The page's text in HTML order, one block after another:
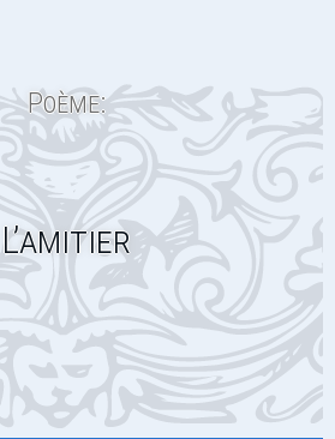
Poème:
L’amitier